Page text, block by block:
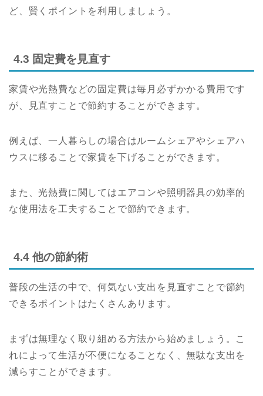
ど、賢くポイントを利用しましょう。
4.3 固定費を見直す
家賃や光熱費などの固定費は毎月必ずかかる費用です
が、見直すことで節約することができます。
例えば、一人暮らしの場合はルームシェアやシェアハ
ウスに移ることで家賃を下げることができます。
また、光熱費に関してはエアコンや照明器具の効率的
な使用法を工夫することで節約できます。
4.4 他の節約術
普段の生活の中で、何気ない支出を見直すことで節約
できるポイントはたくさんあります。
まずは無理なく取り組める方法から始めましょう。こ
れによって生活が不便になることなく、無駄な支出を
減らすことができます。